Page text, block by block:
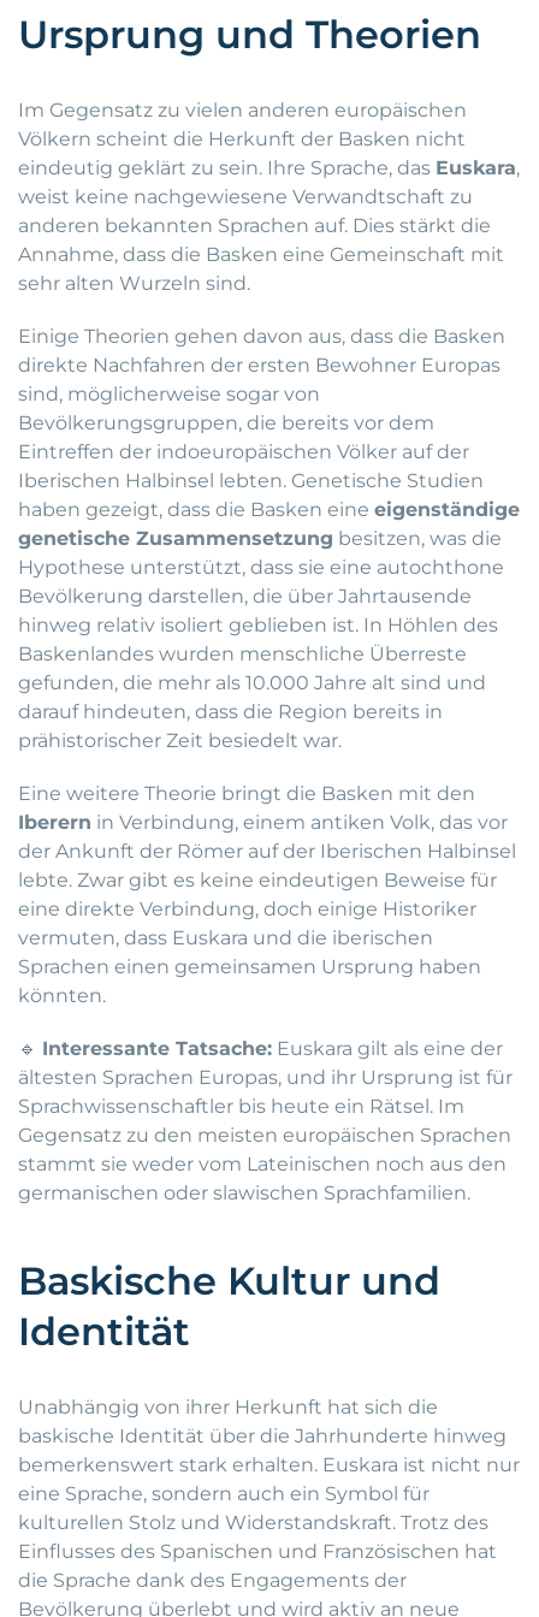
Ursprung und Theorien
Im Gegensatz zu vielen anderen europäischen
Völkern scheint die Herkunft der Basken nicht
eindeutig geklärt zu sein. Ihre Sprache, das Euskara,
weist keine nachgewiesene Verwandtschaft zu
anderen bekannten Sprachen auf. Dies stärkt die
Annahme, dass die Basken eine Gemeinschaft mit
sehr alten Wurzeln sind.
Einige Theorien gehen davon aus, dass die Basken
direkte Nachfahren der ersten Bewohner Europas
sind, möglicherweise sogar von
Bevölkerungsgruppen, die bereits vor dem
Eintreffen der indoeuropäischen Völker auf der
Iberischen Halbinsel lebten. Genetische Studien
haben gezeigt, dass die Basken eine eigenständige
genetische Zusammensetzung besitzen, was die
Hypothese unterstützt, dass sie eine autochthone
Bevölkerung darstellen, die über Jahrtausende
hinweg relativ isoliert geblieben ist. In Höhlen des
Baskenlandes wurden menschliche Überreste
gefunden, die mehr als 10.000 Jahre alt sind und
darauf hindeuten, dass die Region bereits in
prähistorischer Zeit besiedelt war.
Eine weitere Theorie bringt die Basken mit den
Iberern in Verbindung, einem antiken Volk, das vor
der Ankunft der Römer auf der Iberischen Halbinsel
lebte. Zwar gibt es keine eindeutigen Beweise für
eine direkte Verbindung, doch einige Historiker
vermuten, dass Euskara und die iberischen
Sprachen einen gemeinsamen Ursprung haben
könnten.
🔹 Interessante Tatsache: Euskara gilt als eine der
ältesten Sprachen Europas, und ihr Ursprung ist für
Sprachwissenschaftler bis heute ein Rätsel. Im
Gegensatz zu den meisten europäischen Sprachen
stammt sie weder vom Lateinischen noch aus den
germanischen oder slawischen Sprachfamilien.
Baskische Kultur und
Identität
Unabhängig von ihrer Herkunft hat sich die
baskische Identität über die Jahrhunderte hinweg
bemerkenswert stark erhalten. Euskara ist nicht nur
eine Sprache, sondern auch ein Symbol für
kulturellen Stolz und Widerstandskraft. Trotz des
Einflusses des Spanischen und Französischen hat
die Sprache dank des Engagements der
Bevölkerung überlebt und wird aktiv an neue